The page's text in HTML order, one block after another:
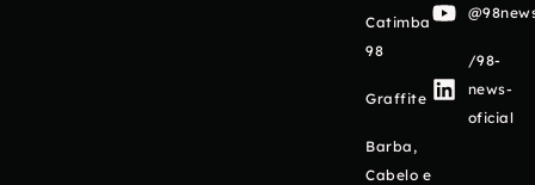
Catimba
98
Graffite
Barba,
Cabelo e
/98-
news-
oficial